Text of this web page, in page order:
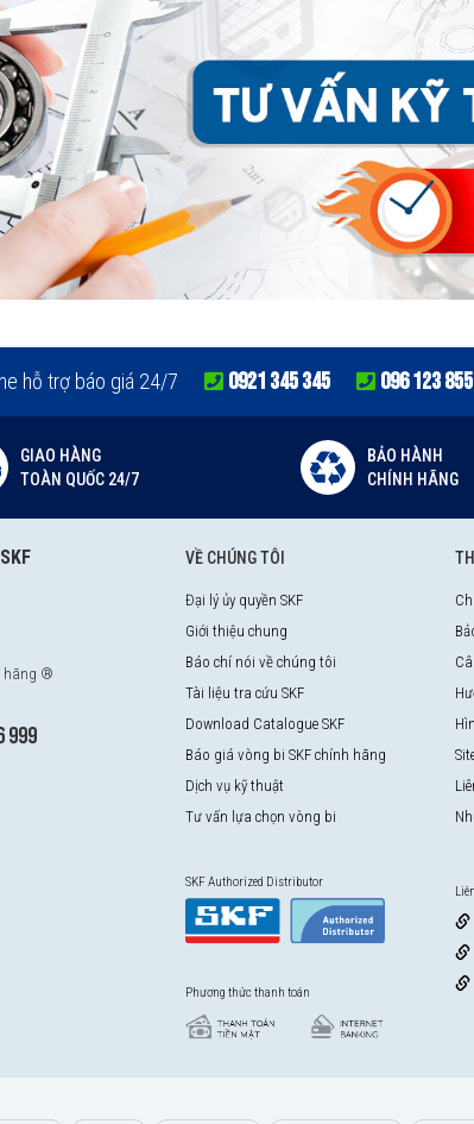
hỗ trợ báo giá 24/7 0921 345 345 096 123
GIAO HÀNG
TOÀN QUỐC 24/7
BẢO HÀNH
CHÍNH HÃNG
hãng ®
999
VỀ CHÚNG TÔI
Đại lý ủy quyền SKF
Giới thiệu chung
Báo chí nói về chúng tôi
Tài liệu tra cứu SKF
Download Catalogue SKF
Báo giá vòng bi SKF chính hãng
Dịch vụ kỹ thuật
Tư vấn lựa chọn vòng bi
SKF Authorized Distributor
Phương thức thanh toán